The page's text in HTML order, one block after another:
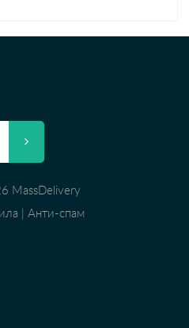
MassDelivery
Анти-спам